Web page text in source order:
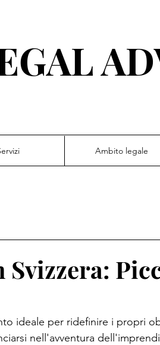
Ambito legale
ideale per ridefinire i propri
nell'avventura